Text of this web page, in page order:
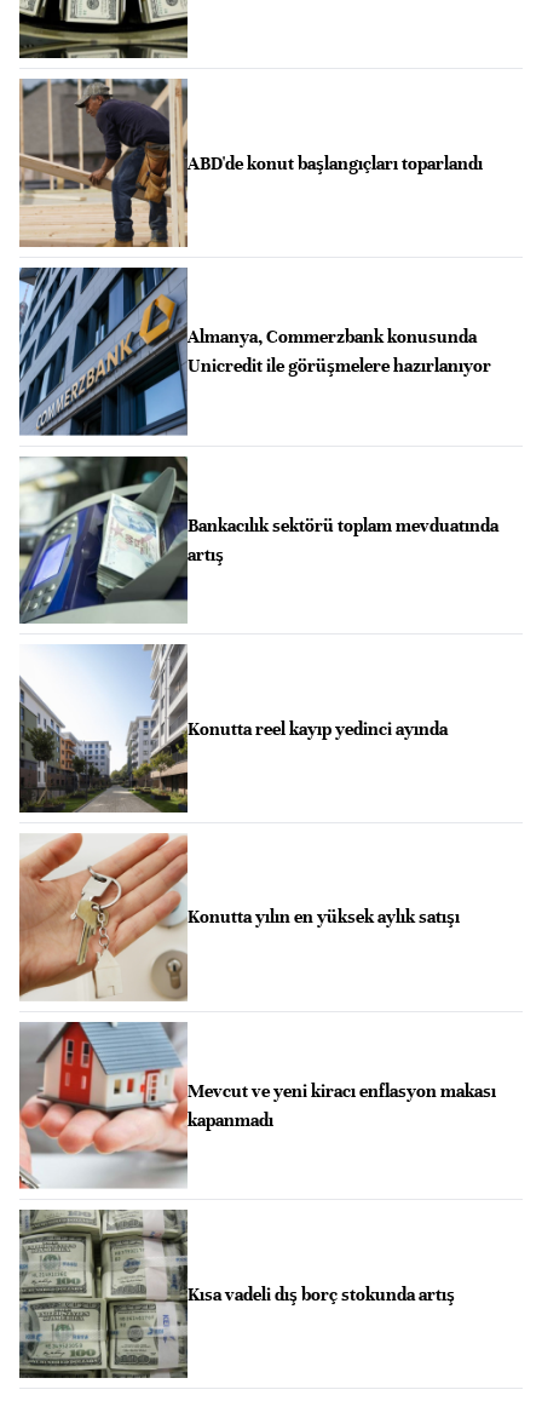
ABD'de konut başlangıçları toparlandı
Almanya, Commerzbank konusunda
Unicredit ile görüşmelere hazırlanıyor
Bankacılık sektörü toplam mevduatında
artış
Konutta reel kayıp yedinci ayında
Konutta yılın en yüksek aylık satışı
Mevcut ve yeni kiracı enflasyon makası
kapanmadı
Kısa vadeli dış borç stokunda artış